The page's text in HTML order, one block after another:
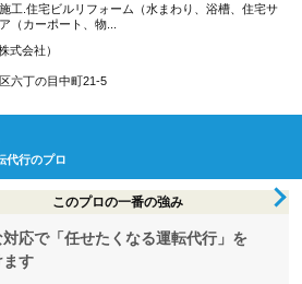
工.住宅ビルリフォーム（水まわり、浴槽、住宅サ
（カーポート、物...
式会社）
六丁の目中町21-5
代行のプロ
このプロの一番の強み
応で「任せたくなる運転代行」を
ます